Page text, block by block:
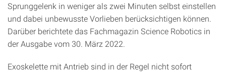
Sprunggelenk in weniger als zwei Minuten selbst einstellen
und dabei unbewusste Vorlieben berücksichtigen können.
Darüber berichtete das Fachmagazin Science Robotics in
der Ausgabe vom 30. März 2022.
Exoskelette mit Antrieb sind in der Regel nicht sofort